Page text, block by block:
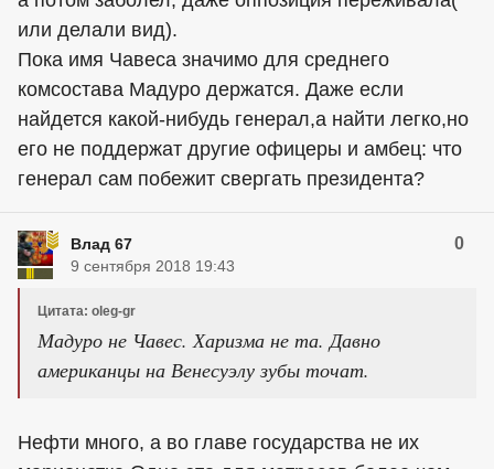
или делали вид).
Пока имя Чавеса значимо для среднего
комсостава Мадуро держатся. Даже если
найдется какой-нибудь генерал,а найти легко,но
его не поддержат другие офицеры и амбец: что
генерал сам побежит свергать президента?
Влад 67 0
9 сентября 2018 19:43
Цитата: oleg-gr
Мадуро не Чавес. Харизма не та. Давно
американцы на Венесуэлу зубы точат.
Нефти много, а во главе государства не их